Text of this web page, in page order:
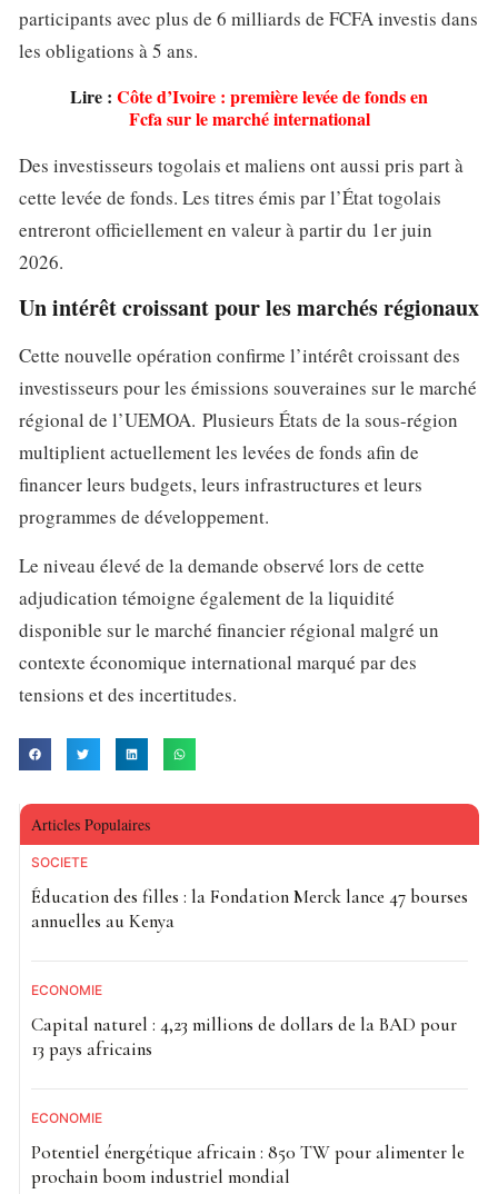
participants avec plus de 6 milliards de FCFA investis dans
les obligations à 5 ans.
Lire : Côte d’Ivoire : première levée de fonds en
Fcfa sur le marché international
Des investisseurs togolais et maliens ont aussi pris part à
cette levée de fonds. Les titres émis par l’État togolais
entreront officiellement en valeur à partir du 1er juin
2026.
Un intérêt croissant pour les marchés régionaux
Cette nouvelle opération confirme l’intérêt croissant des
investisseurs pour les émissions souveraines sur le marché
régional de l’UEMOA. Plusieurs États de la sous-région
multiplient actuellement les levées de fonds afin de
financer leurs budgets, leurs infrastructures et leurs
programmes de développement.
Le niveau élevé de la demande observé lors de cette
adjudication témoigne également de la liquidité
disponible sur le marché financier régional malgré un
contexte économique international marqué par des
tensions et des incertitudes.
Articles Populaires
SOCIETE
Éducation des filles : la Fondation Merck lance 47 bourses
annuelles au Kenya
ECONOMIE
Capital naturel : 4,23 millions de dollars de la BAD pour
13 pays africains
ECONOMIE
Potentiel énergétique africain : 850 TW pour alimenter le
prochain boom industriel mondial